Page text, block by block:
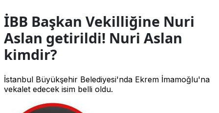
İBB Başkan Vekilliğine Nuri
Aslan getirildi! Nuri Aslan
kimdir?
İstanbul Büyükşehir Belediyesi'nda Ekrem İmamoğlu'na
vekalet edecek isim belli oldu.